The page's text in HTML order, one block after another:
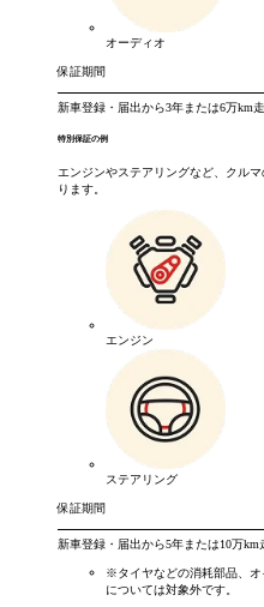
オーディオ
保証期間
新車登録・届出から3年または6万km
特別保証の例
エンジンやステアリングなど、クル
ります。
エンジン
ステアリング
保証期間
新車登録・届出から5年または10万km
※タイヤなどの消耗部品、
については対象外です。